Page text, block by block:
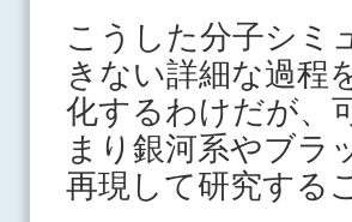
こうした分子シミ
きない詳細な過程
化するわけだが、
まり銀河系やブラ
再現して研究する